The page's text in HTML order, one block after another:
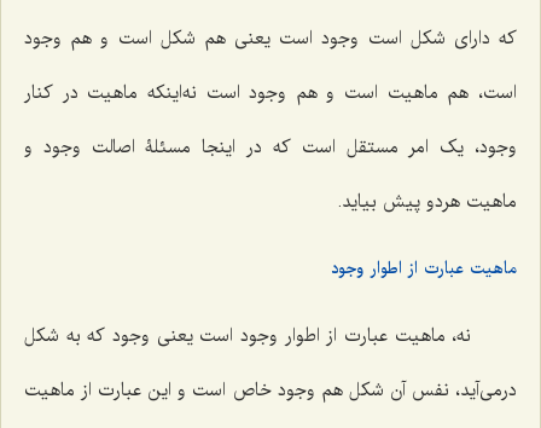
که دارای شکل است وجود است یعنی هم شکل است و هم وجود
است، هم ماهیت است و هم وجود است نه‌اینکه ماهیت در کنار
وجود، یک امر مستقل است که در اینجا مسئلۀ اصالت وجود و
ماهیت هردو پیش بیاید.
ماهیت عبارت از اطوار وجود
نه، ماهیت عبارت از اطوار وجود است یعنی وجود که به شکل
درمی‌آید، نفس آن شکل هم وجود خاص است و این عبارت از ماهیت